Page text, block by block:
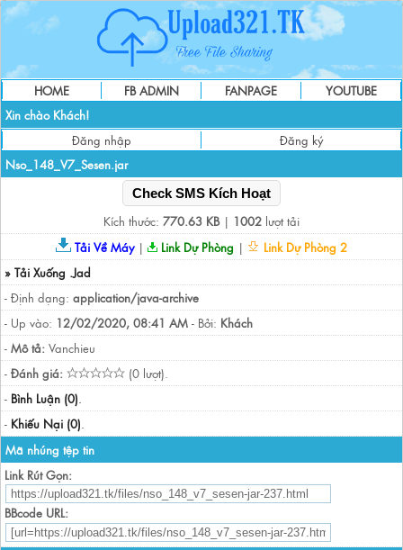
HOME FB ADMIN FANPAGE
YOUTUBE
Xin chào Khách!
Đăng nhập
Đăng ký
Nso_148_V7_Sesen.jar
Check SMS Kích Hoạt
Kích thước: 770.63 KB| 1002 lượt tải
Tải Về Máy| Link Dự Phòng |
Link Dự Phòng 2
» Tải Xuống .Jad
- Định dạng: application/java-archive
- Up vào: 12/02/2020, 08:41 AM - Bởi: Khách
- Mô tả: Vanchieu
- Đánh giá:
(0 lượt).
- Bình Luận (0).
- Khiếu Nại (0).
Mã nhúng tệp tin
Link Rút Gọn:
BBcode URL: